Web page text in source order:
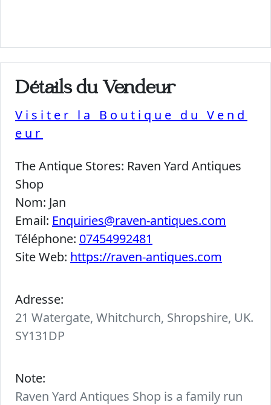
Détails du Vendeur
Visiter la Boutique du Vend
eur
The Antique Stores: Raven Yard Antiques
Shop
Nom: Jan
Email: Enquiries@raven-antiques.com
Téléphone: 07454992481
Site Web: https://raven-antiques.com
Adresse:
21 Watergate, Whitchurch, Shropshire, UK.
SY131DP
Note:
Raven Yard Antiques Shop is a family run